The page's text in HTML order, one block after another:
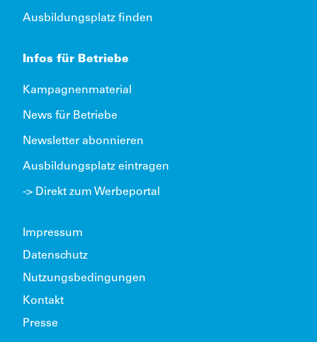
Ausbildungsplatz finden
Infos für Betriebe
Kampagnenmaterial
News für Betriebe
Newsletter abonnieren
Ausbildungsplatz eintragen
-> Direkt zum Werbeportal
Impressum
Datenschutz
Nutzungsbedingungen
Kontakt
Presse